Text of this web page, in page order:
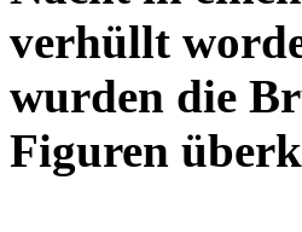
verhüllt
wurden die
Figuren